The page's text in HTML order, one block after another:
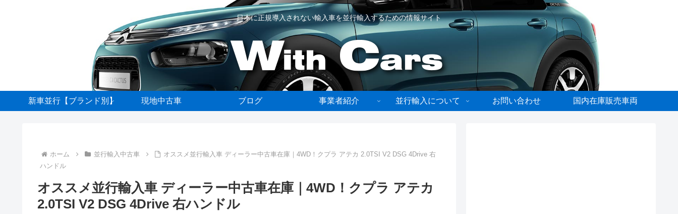
日本に正規導入されない輸入車を並行輸入するための情報サイト
新車並行【ブランド別】 現地中古車 ブログ 事業者紹介 並行輸入について お問い合わせ 国内在庫販売車両
ホーム 並行輸入中古車
オススメ並行輸入車 ディーラー中古車在庫｜4WD！クプラ アテカ 2.0TSI V2 DSG 4Drive 右
ハンドル
オススメ並行輸入車 ディーラー中古車在庫｜4WD！クプラ アテカ
2.0TSI V2 DSG 4Drive 右ハンドル